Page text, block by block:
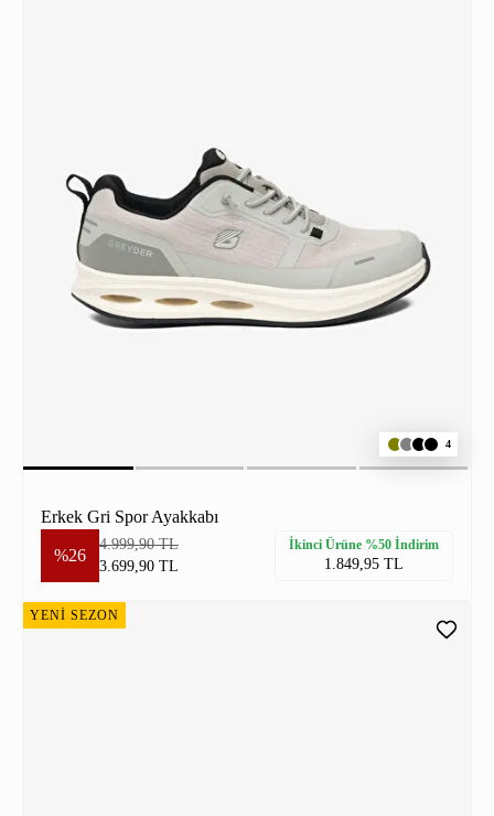
4
Erkek Gri Spor Ayakkabı
%26
4.999,90 TL
3.699,90 TL
İkinci Ürüne %50 İndirim
1.849,95 TL
YENİ SEZON